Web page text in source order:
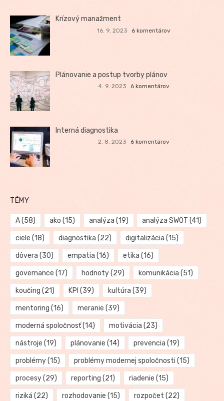
Krízový manažment
16. 9. 2023 6 komentárov
Plánovanie a postup tvorby plánov
4. 9. 2023 6 komentárov
Interná diagnostika
2. 8. 2023 6 komentárov
TÉMY
A(58) ako (15) analýza (19) analýza SWOT (41)
ciele (18) diagnostika (22) digitalizácia (15)
dôvera (30) empatia (16) etika (16)
governance (17) hodnoty(29) komunikácia (51)
koučing (21) KPI (39) kultúra (39)
mentoring (16) meranie (39)
moderná spoločnosť(14) motivácia (23)
nástroje (19) plánovanie (14) prevencia (19)
problémy(15) problémy modernej spoločnosti (15)
procesy(29) reporting (21) riadenie (15)
riziká (22) rozhodovanie (15) rozpočet (22)